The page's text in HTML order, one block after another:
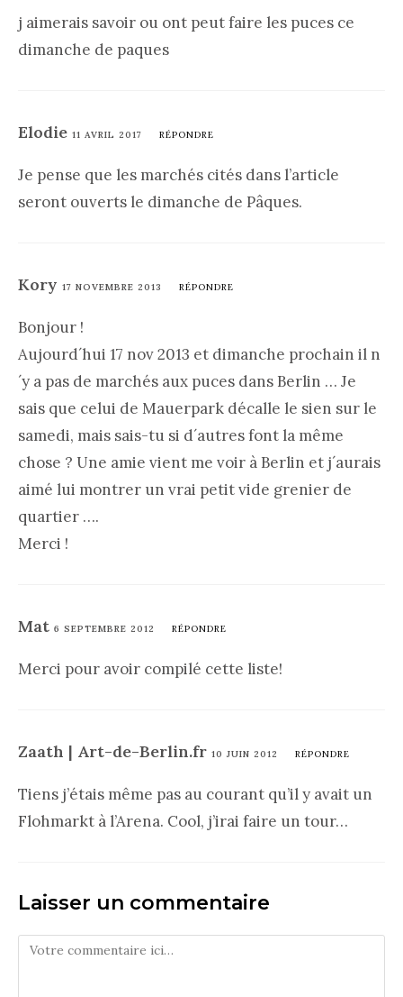
j aimerais savoir ou ont peut faire les puces ce
dimanche de paques
Elodie 11 AVRIL 2017 RÉPONDRE
Je pense que les marchés cités dans l’article
seront ouverts le dimanche de Pâques.
Kory 17 NOVEMBRE 2013 RÉPONDRE
Bonjour !
Aujourd´hui 17 nov 2013 et dimanche prochain il n
´y a pas de marchés aux puces dans Berlin … Je
sais que celui de Mauerpark décalle le sien sur le
samedi, mais sais-tu si d´autres font la même
chose ? Une amie vient me voir à Berlin et j´aurais
aimé lui montrer un vrai petit vide grenier de
quartier ….
Merci !
Mat 6 SEPTEMBRE 2012 RÉPONDRE
Merci pour avoir compilé cette liste!
Zaath | Art-de-Berlin.fr 10 JUIN 2012 RÉPONDRE
Tiens j’étais même pas au courant qu’il y avait un
Flohmarkt à l’Arena. Cool, j’irai faire un tour…
Laisser un commentaire